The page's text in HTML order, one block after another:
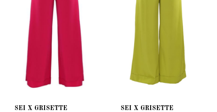
SEI X GRISETTE SEI X GRISETTE